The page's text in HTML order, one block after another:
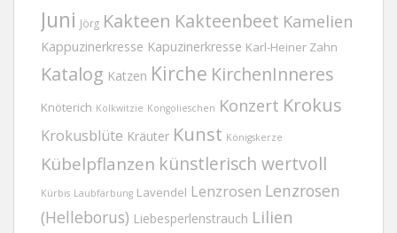
Juni Jörg Kakteen Kakteenbeet Kamelien
Kappuzinerkresse Kapuzinerkresse Karl-Heiner Zahn
Katalog Katzen Kirche KirchenInneres
Knöterich Kolkwitzie Kongolieschen Konzert Krokus
Krokusblüte Kräuter Kunst Königskerze
Kübelpflanzen künstlerisch wertvoll
Kürbis Laubfärbung Lavendel Lenzrosen Lenzrosen
(Helleborus) Liebesperlenstrauch Lilien